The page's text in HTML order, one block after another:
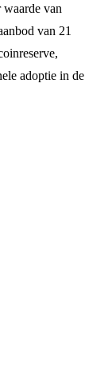
van
van 21
adoptie in de